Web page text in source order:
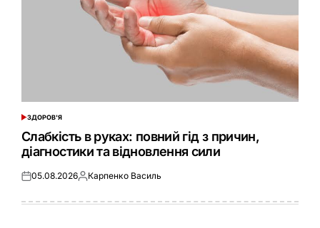
ОПУБЛІКУВАТИ
У
ЗДОРОВ'Я
Слабкість в руках: повний гід з причин,
діагностики та відновлення сили
Оприлюднено
05.08.2026Опубліковано
Карпенко Василь